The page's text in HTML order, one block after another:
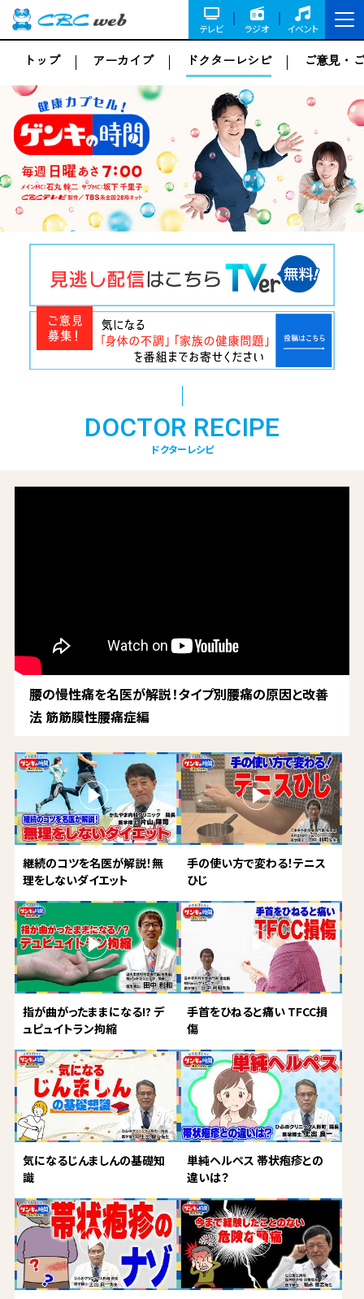
テレビ ラジオ イベント
トップ アーカイブ ドクターレシピ ご意見・
DOCTOR RECIPE
ドクターレシピ
腰の慢性痛を名医が解説！タイプ別腰痛の原因と改善
法 筋筋膜性腰痛症編
継続のコツを名医が解説！無
理をしないダイエット
手の使い方で変わる！テニス
ひじ
指が曲がったままになる!? デ
ュピュイトラン拘縮
手首をひねると痛い TFCC損
傷
気になるじんましんの基礎知
識
単純ヘルペス 帯状疱疹との
違いは？